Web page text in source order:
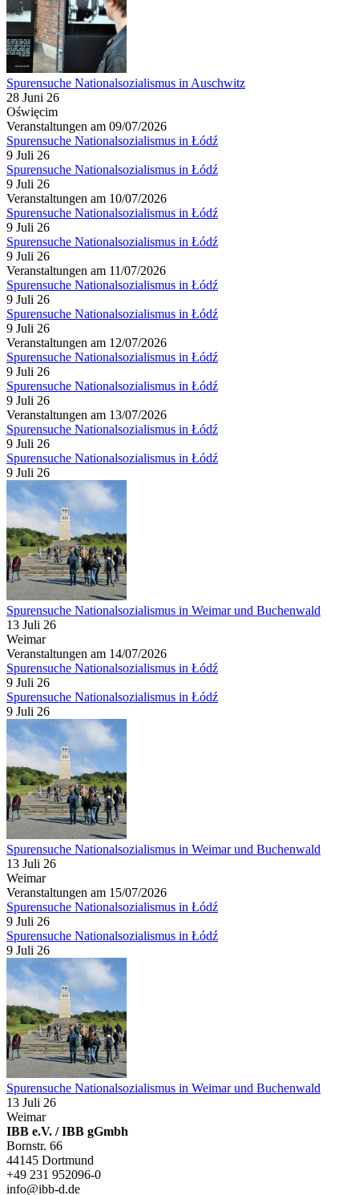
Spurensuche Nationalsozialismus in Auschwitz
28 Juni 26
Oświęcim
Veranstaltungen am 09/07/2026
Spurensuche Nationalsozialismus in Łódź
9 Juli 26
Spurensuche Nationalsozialismus in Łódź
9 Juli 26
Veranstaltungen am 10/07/2026
Spurensuche Nationalsozialismus in Łódź
9 Juli 26
Spurensuche Nationalsozialismus in Łódź
9 Juli 26
Veranstaltungen am 11/07/2026
Spurensuche Nationalsozialismus in Łódź
9 Juli 26
Spurensuche Nationalsozialismus in Łódź
9 Juli 26
Veranstaltungen am 12/07/2026
Spurensuche Nationalsozialismus in Łódź
9 Juli 26
Spurensuche Nationalsozialismus in Łódź
9 Juli 26
Veranstaltungen am 13/07/2026
Spurensuche Nationalsozialismus in Łódź
9 Juli 26
Spurensuche Nationalsozialismus in Łódź
9 Juli 26
Spurensuche Nationalsozialismus in Weimar und Buchenwald
13 Juli 26
Weimar
Veranstaltungen am 14/07/2026
Spurensuche Nationalsozialismus in Łódź
9 Juli 26
Spurensuche Nationalsozialismus in Łódź
9 Juli 26
Spurensuche Nationalsozialismus in Weimar und Buchenwald
13 Juli 26
Weimar
Veranstaltungen am 15/07/2026
Spurensuche Nationalsozialismus in Łódź
9 Juli 26
Spurensuche Nationalsozialismus in Łódź
9 Juli 26
Spurensuche Nationalsozialismus in Weimar und Buchenwald
13 Juli 26
Weimar
IBB e.V. / IBB gGmbh
Bornstr. 66
44145 Dortmund
+49 231 952096-0
info@ibb-d.de